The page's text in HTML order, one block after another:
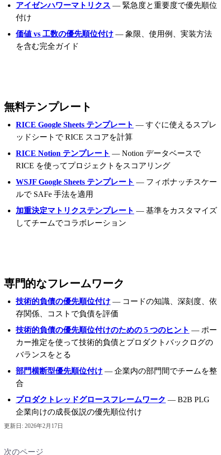
アイゼンハワーマトリクス — 緊急度と重要度で優先順位
付け
価値 vs 工数の優先順位付け — 象限、使用例、実装方法
を含む完全ガイド
無料テンプレート
RICE Google Sheets テンプレート — すぐに使えるスプレ
ッドシートで RICE スコアを計算
RICE Notion テンプレート — Notion データベースで
RICE を使ってプロジェクトをスコアリング
WSJF Google Sheets テンプレート — フィボナッチスケー
ルで SAFe 手法を適用
加重決定マトリクステンプレート — 基準をカスタマイズ
してチームでコラボレーション
専門的なフレームワーク
技術的負債の優先順位付け — コードの知識、深刻度、依
存関係、コストで負債を評価
技術的負債の優先順位付けのための 5 つのヒント — ポー
カー推定を使って技術的負債とプロダクトバックログの
バランスをとる
部門横断型優先順位付け — 企業内の部門間でチームを整
合
プロダクトレッドグロースフレームワーク — B2B PLG
企業向けの成長仮説の優先順位付け
更新日: 2026年2月17日
次のページ